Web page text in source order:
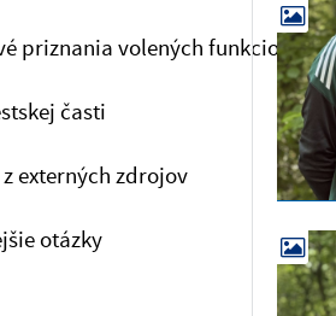
priznania volených funkcionárov
časti
externých zdrojov
otázky